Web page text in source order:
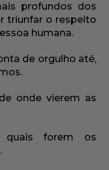
profundos dos
triunfar o respeito
humana.
de orgulho até,
onde vierem as
quais forem os